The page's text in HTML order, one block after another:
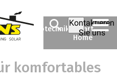
Kontaktieren
Sie uns
Elektrotechnik
Smart
Home
komfortables